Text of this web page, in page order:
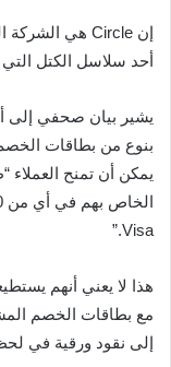
أحد سلاسل الكتل التي
يشير بيان صحفي إلى
Visa.”
مع بطاقات الخصم
إلى نقود ورقية في